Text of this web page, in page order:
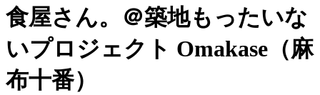
食屋さん。＠築地もったいな
いプロジェクト Omakase（麻
布十番）